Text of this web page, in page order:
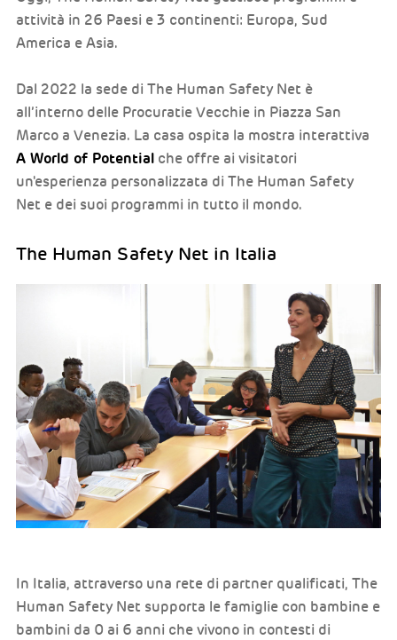
attività in 26 Paesi e 3 continenti: Europa, Sud
America e Asia.
Dal 2022 la sede di The Human Safety Net è
all’interno delle Procuratie Vecchie in Piazza San
Marco a Venezia. La casa ospita la mostra interattiva
A World of Potential che offre ai visitatori
un'esperienza personalizzata di The Human Safety
Net e dei suoi programmi in tutto il mondo.
The Human Safety Net in Italia
In Italia, attraverso una rete di partner qualificati, The
Human Safety Net supporta le famiglie con bambine e
bambini da 0 ai 6 anni che vivono in contesti di